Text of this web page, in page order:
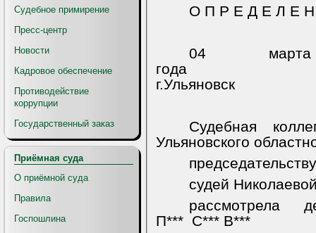
Судебное примирение
Пресс-центр
Новости
Кадровое обеспечение
Противодействие
коррупции
Государственный заказ
Приёмная суда
О приёмной суда
Правила
Госпошлина
О П Р Е Д Е Л Е
04
года
г.Ульяновск
Судебная
Ульяновского
судей
рассмотрела
П*** С*** В***